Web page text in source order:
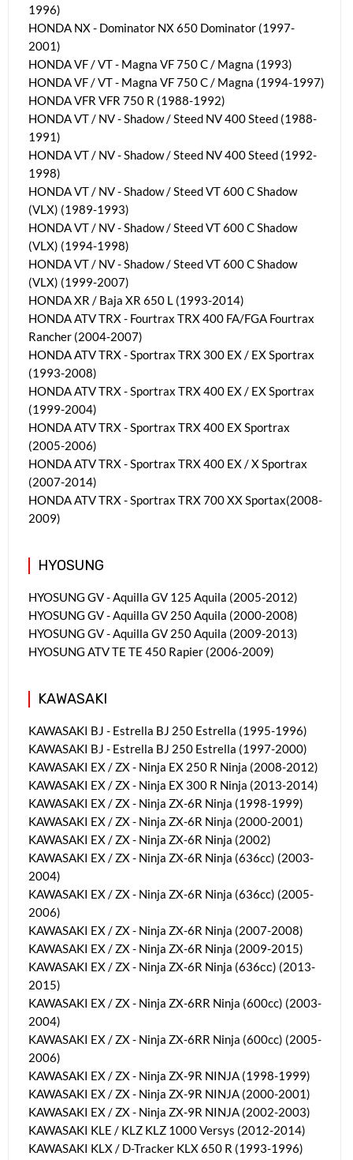
1996)
HONDA NX - Dominator NX 650 Dominator (1997-
2001)
HONDA VF / VT - Magna VF 750 C / Magna (1993)
HONDA VF / VT - Magna VF 750 C / Magna (1994-1997)
HONDA VFR VFR 750 R (1988-1992)
HONDA VT / NV - Shadow / Steed NV 400 Steed (1988-
1991)
HONDA VT / NV - Shadow / Steed NV 400 Steed (1992-
1998)
HONDA VT / NV - Shadow / Steed VT 600 C Shadow
(VLX) (1989-1993)
HONDA VT / NV - Shadow / Steed VT 600 C Shadow
(VLX) (1994-1998)
HONDA VT / NV - Shadow / Steed VT 600 C Shadow
(VLX) (1999-2007)
HONDA XR / Baja XR 650 L (1993-2014)
HONDA ATV TRX - Fourtrax TRX 400 FA/FGA Fourtrax
Rancher (2004-2007)
HONDA ATV TRX - Sportrax TRX 300 EX / EX Sportrax
(1993-2008)
HONDA ATV TRX - Sportrax TRX 400 EX / EX Sportrax
(1999-2004)
HONDA ATV TRX - Sportrax TRX 400 EX Sportrax
(2005-2006)
HONDA ATV TRX - Sportrax TRX 400 EX / X Sportrax
(2007-2014)
HONDA ATV TRX - Sportrax TRX 700 XX Sportax(2008-
2009)
HYOSUNG
HYOSUNG GV - Aquilla GV 125 Aquila (2005-2012)
HYOSUNG GV - Aquilla GV 250 Aquila (2000-2008)
HYOSUNG GV - Aquilla GV 250 Aquila (2009-2013)
HYOSUNG ATV TE TE 450 Rapier (2006-2009)
KAWASAKI
KAWASAKI BJ - Estrella BJ 250 Estrella (1995-1996)
KAWASAKI BJ - Estrella BJ 250 Estrella (1997-2000)
KAWASAKI EX / ZX - Ninja EX 250 R Ninja (2008-2012)
KAWASAKI EX / ZX - Ninja EX 300 R Ninja (2013-2014)
KAWASAKI EX / ZX - Ninja ZX-6R Ninja (1998-1999)
KAWASAKI EX / ZX - Ninja ZX-6R Ninja (2000-2001)
KAWASAKI EX / ZX - Ninja ZX-6R Ninja (2002)
KAWASAKI EX / ZX - Ninja ZX-6R Ninja (636cc) (2003-
2004)
KAWASAKI EX / ZX - Ninja ZX-6R Ninja (636cc) (2005-
2006)
KAWASAKI EX / ZX - Ninja ZX-6R Ninja (2007-2008)
KAWASAKI EX / ZX - Ninja ZX-6R Ninja (2009-2015)
KAWASAKI EX / ZX - Ninja ZX-6R Ninja (636сс) (2013-
2015)
KAWASAKI EX / ZX - Ninja ZX-6RR Ninja (600cc) (2003-
2004)
KAWASAKI EX / ZX - Ninja ZX-6RR Ninja (600cc) (2005-
2006)
KAWASAKI EX / ZX - Ninja ZX-9R NINJA (1998-1999)
KAWASAKI EX / ZX - Ninja ZX-9R NINJA (2000-2001)
KAWASAKI EX / ZX - Ninja ZX-9R NINJA (2002-2003)
KAWASAKI KLE / KLZ KLZ 1000 Versys (2012-2014)
KAWASAKI KLX / D-Tracker KLX 650 R (1993-1996)